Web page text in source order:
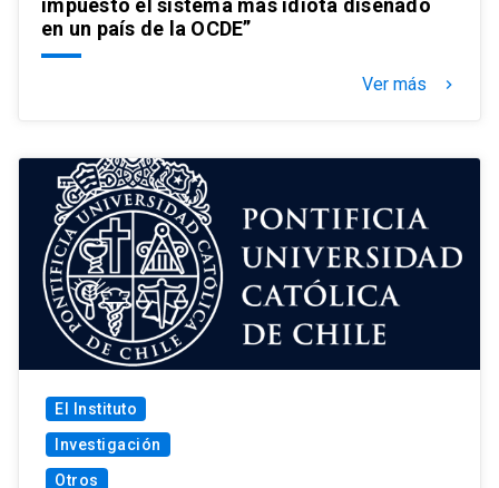
impuesto el sistema más idiota diseñado
en un país de la OCDE”
Ver más keyboard_arrow_right
El Instituto
Investigación
Otros